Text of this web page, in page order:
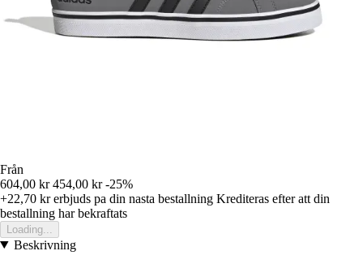
Från
604,00 kr 454,00 kr -25%
+22,70 krerbjuds pa din nasta bestallning Krediteras efter att din
bestallning har bekraftats
Loading...
Beskrivning